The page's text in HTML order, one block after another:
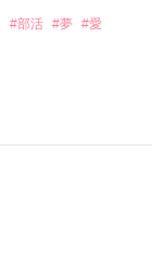
#部活 #夢 #愛